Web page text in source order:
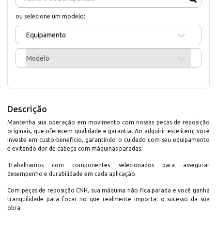
ou selecione um modelo:
Equipamento
Modelo
Descrição
Mantenha sua operação em movimento com nossas peças de reposição
originais, que oferecem qualidade e garantia. Ao adquirir este item, você
investe em custo-benefício, garantindo o cuidado com seu equipamento
e evitando dor de cabeça com máquinas paradas.
Trabalhamos com componentes selecionados para assegurar
desempenho e durabilidade em cada aplicação.
Com peças de reposição CNH, sua máquina não fica parada e você ganha
tranquilidade para focar no que realmente importa: o sucesso da sua
obra.